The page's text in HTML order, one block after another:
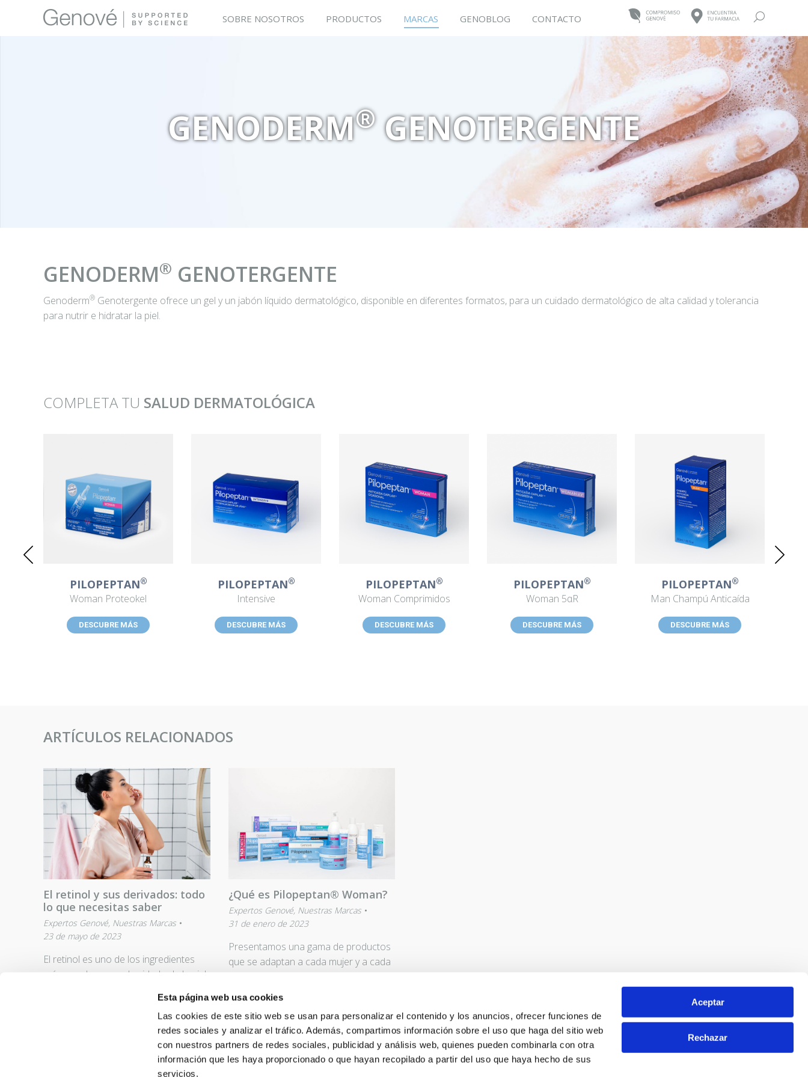
Esta página web usa cookies
Las cookies de este sitio web se usan para personalizar el contenido y los anuncios, ofrecer funciones de
redes sociales y analizar el tráfico. Además, compartimos información sobre el uso que haga del sitio web
con nuestros partners de redes sociales, publicidad y análisis web, quienes pueden combinarla con otra
información que les haya proporcionado o que hayan recopilado a partir del uso que haya hecho de sus
servicios.
Aceptar
Rechazar
SOBRE NOSOTROS PRODUCTOS MARCAS GENOBLOG CONTACTO Buscar:
GENODERM®GENOTERGENTE
GENODERM® GENOTERGENTE
Genoderm® Genotergente ofrece un gel y un jabón líquido dermatológico, disponible en diferentes formatos, para un cuidado dermatológico de alta calidad y tolerancia
para nutrir e hidratar la piel.
COMPLETA TU SALUD DERMATOLÓGICA
PILOPEPTAN®
Woman Proteokel
DESCUBRE MÁS
PILOPEPTAN®
Intensive
DESCUBRE MÁS
PILOPEPTAN®
Woman Comprimidos
DESCUBRE MÁS
PILOPEPTAN®
Woman 5αR
DESCUBRE MÁS
PILOPEPTAN®
Man Champú Anticaída
DESCUBRE MÁS
ARTÍCULOS RELACIONADOS
El retinol y sus derivados: todo
lo que necesitas saber
Expertos Genové, Nuestras Marcas
23 de mayo de 2023
El retinol es uno de los ingredientes
más populares en el cuidado de la piel,
¿Qué es Pilopeptan® Woman?
Expertos Genové, Nuestras Marcas
31 de enero de 2023
Presentamos una gama de productos
que se adaptan a cada mujer y a cada
LEER MÁS